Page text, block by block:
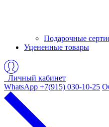
Подарочные
Уцененные товары
Личный кабинет
WhatsApp +7(915) 030-10-25